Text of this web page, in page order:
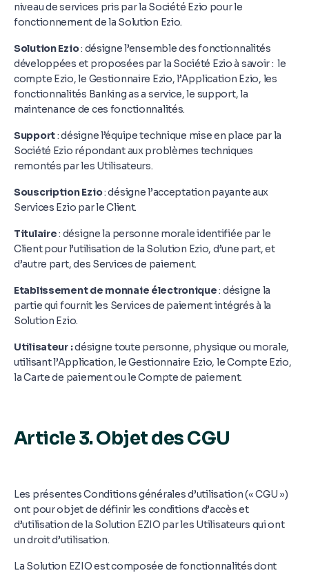
niveau de services pris par la Société Ezio pour le
fonctionnement de la Solution Ezio.
Solution Ezio: désigne l’ensemble des fonctionnalités
développées et proposées par la Société Ezio à savoir : le
compte Ezio, le Gestionnaire Ezio, l’Application Ezio, les
fonctionnalités Banking as a service, le support, la
maintenance de ces fonctionnalités.
Support: désigne l’équipe technique mise en place par la
Société Ezio répondant aux problèmes techniques
remontés par les Utilisateurs.
Souscription Ezio: désigne l’acceptation payante aux
Services Ezio par le Client.
Titulaire: désigne la personne morale identifiée par le
Client pour l’utilisation de la Solution Ezio, d’une part, et
d’autre part, des Services de paiement.
Etablissement de monnaie électronique: désigne la
partie qui fournit les Services de paiement intégrés à la
Solution Ezio.
Utilisateur :désigne toute personne, physique ou morale,
utilisant l’Application, le Gestionnaire Ezio, le Compte Ezio,
la Carte de paiement ou le Compte de paiement.
Article 3. Objet des CGU
Les présentes Conditions générales d’utilisation (« CGU »)
ont pour objet de définir les conditions d’accès et
d’utilisation de la Solution EZIO par les Utilisateurs qui ont
un droit d’utilisation.
La Solution EZIO est composée de fonctionnalités dont